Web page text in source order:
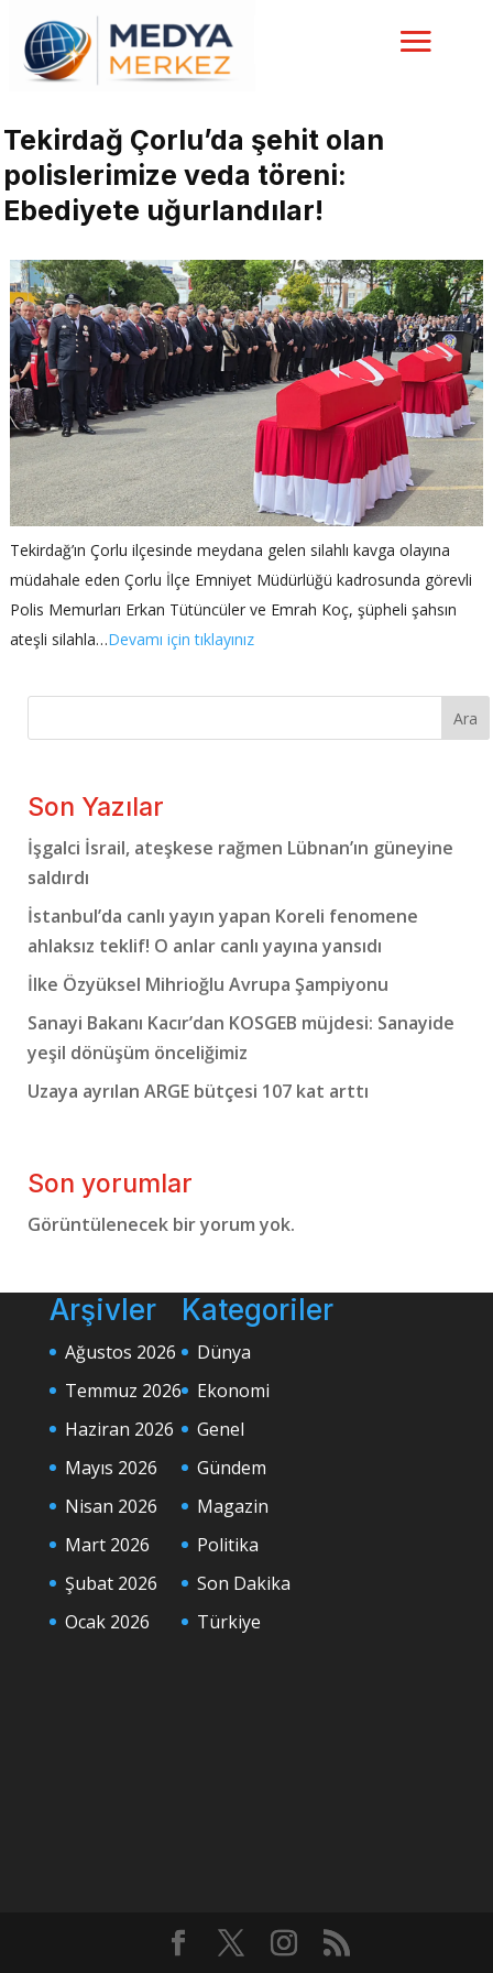
Tekirdağ Çorlu’da şehit olan
polislerimize veda töreni:
Ebediyete uğurlandılar!
Tekirdağ’ın Çorlu ilçesinde meydana gelen silahlı kavga olayına
müdahale eden Çorlu İlçe Emniyet Müdürlüğü kadrosunda görevli
Polis Memurları Erkan Tütüncüler ve Emrah Koç, şüpheli şahsın
ateşli silahla…Devamı için tıklayınız
Ara
Son Yazılar
İşgalci İsrail, ateşkese rağmen Lübnan’ın güneyine
saldırdı
İstanbul’da canlı yayın yapan Koreli fenomene
ahlaksız teklif! O anlar canlı yayına yansıdı
İlke Özyüksel Mihrioğlu Avrupa Şampiyonu
Sanayi Bakanı Kacır’dan KOSGEB müjdesi: Sanayide
yeşil dönüşüm önceliğimiz
Uzaya ayrılan ARGE bütçesi 107 kat arttı
Son yorumlar
Görüntülenecek bir yorum yok.
Arşivler
Ağustos 2026
Temmuz 2026
Haziran 2026
Mayıs 2026
Nisan 2026
Mart 2026
Şubat 2026
Ocak 2026
Kategoriler
Dünya
Ekonomi
Genel
Gündem
Magazin
Politika
Son Dakika
Türkiye